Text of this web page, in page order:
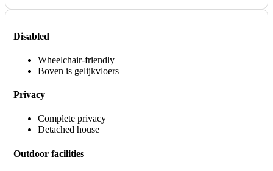
Disabled
Wheelchair-friendly
Boven is gelijkvloers
Privacy
Complete privacy
Detached house
Outdoor facilities